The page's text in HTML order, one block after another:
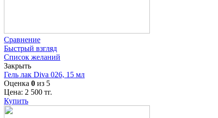
Сравнение
Быстрый взгляд
Список желаний
Закрыть
Гель лак Diva 026, 15 мл
Оценка 0 из 5
Цена: 2 500 тг.
Купить